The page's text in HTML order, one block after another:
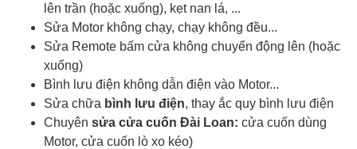
lên trần (hoặc xuống), kẹt nan lá, ...
Sửa Motor không chạy, chạy không đều...
Sửa Remote bấm cửa không chuyển động lên (hoặc
xuống)
Bình lưu điện không dẫn điện vào Motor...
Sửa chữa bình lưu điện, thay ắc quy bình lưu điện
Chuyên sửa cửa cuốn Đài Loan: cửa cuốn dùng
Motor, cửa cuốn lò xo kéo)